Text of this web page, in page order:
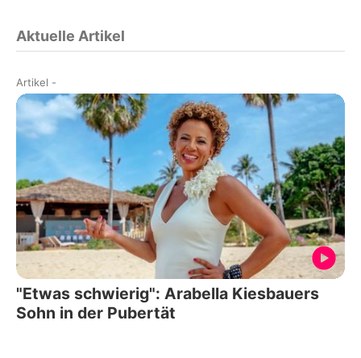
Aktuelle Artikel
Artikel -
"Etwas schwierig": Arabella Kiesbauers
Sohn in der Pubertät